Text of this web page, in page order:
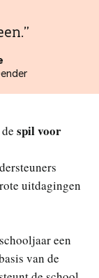
spil voor
uitdagingen
een
van de